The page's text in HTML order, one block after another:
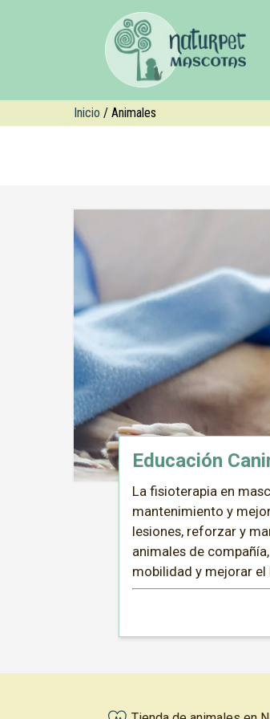
Inicio / Animales
Educación
La fisioterapia en
mantenimiento y
lesiones, reforzar y
animales de
mobilidad y mejorar el